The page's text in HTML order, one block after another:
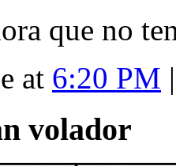
que no
at 6:20 PM
volador